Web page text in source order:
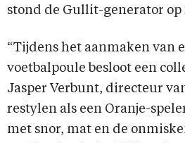
stond de Gullit-generator op
“Tijdens het aanmaken van
voetbalpoule besloot een
Jasper Verbunt, directeur
restylen als een Oranje-
met snor, mat en de